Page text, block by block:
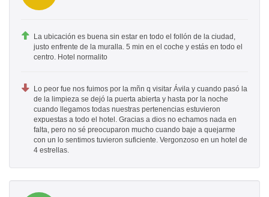
La ubicación es buena sin estar en todo el follón de la ciudad,
justo enfrente de la muralla. 5 min en el coche y estás en todo el
centro. Hotel normalito
Lo peor fue nos fuimos por la mñn q visitar Ávila y cuando pasó la
de la limpieza se dejó la puerta abierta y hasta por la noche
cuando llegamos todas nuestras pertenencias estuvieron
expuestas a todo el hotel. Gracias a dios no echamos nada en
falta, pero no sé preocuparon mucho cuando baje a quejarme
con un lo sentimos tuvieron suficiente. Vergonzoso en un hotel de
4 estrellas.